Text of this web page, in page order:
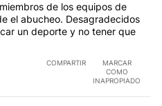
de los equipos de
el abucheo. Desagradecidos
un deporte y no tener que
COMPARTIR
MARCAR
COMO
INAPROPIADO